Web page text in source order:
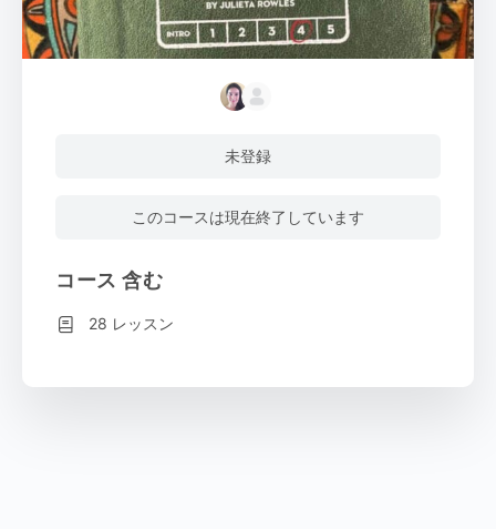
未登録
このコースは現在終了しています
コース 含む
28 レッスン